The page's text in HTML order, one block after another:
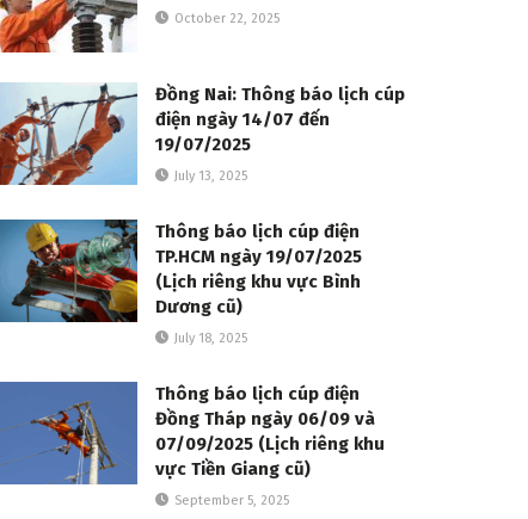
October 22, 2025
Đồng Nai: Thông báo lịch cúp
điện ngày 14/07 đến
19/07/2025
July 13, 2025
Thông báo lịch cúp điện
TP.HCM ngày 19/07/2025
(Lịch riêng khu vực Bình
Dương cũ)
July 18, 2025
Thông báo lịch cúp điện
Đồng Tháp ngày 06/09 và
07/09/2025 (Lịch riêng khu
vực Tiền Giang cũ)
September 5, 2025